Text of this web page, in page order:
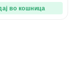
во кошница